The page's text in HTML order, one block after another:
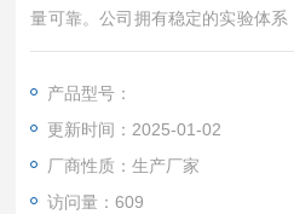
量可靠。公司拥有稳定的实验体系
验结果，是您值得信赖的合作伙
产品型号：
更新时间：2025-01-02
厂商性质：生产厂家
访问量：609